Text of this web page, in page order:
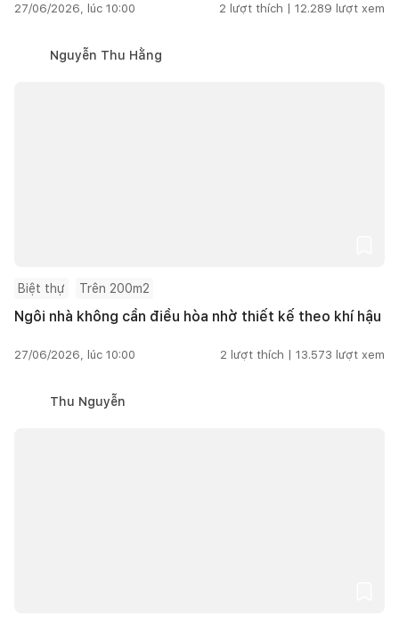
27/06/2026, lúc 10:00 2 lượt thích | 12.289 lượt xem
Nguyễn Thu Hằng
Biệt thự Trên 200m2
Ngôi nhà không cần điều hòa nhờ thiết kế theo khí hậu
27/06/2026, lúc 10:00 2 lượt thích | 13.573 lượt xem
Thu Nguyễn